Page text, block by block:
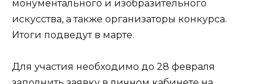
монументального и изобразительного
искусства, а также организаторы конкурса.
Итоги подведут в марте.
Для участия необходимо до 28 февраля